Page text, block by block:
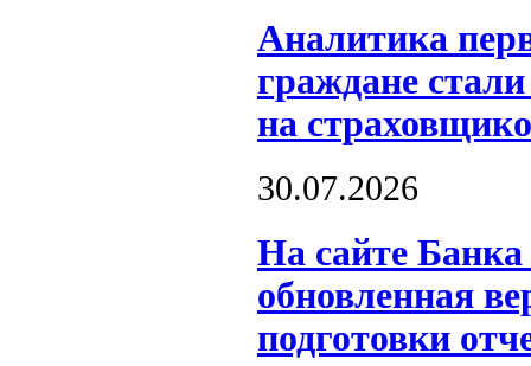
Аналитика
граждане
на
30.07.2026
На сайте
обновленная
подготовки